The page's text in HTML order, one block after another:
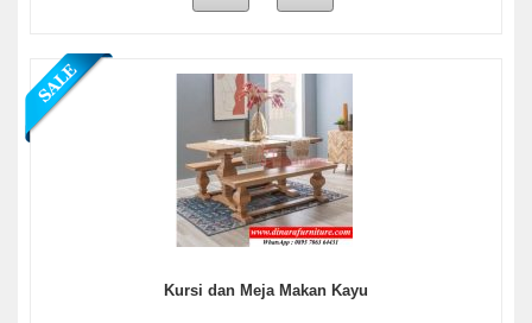
Kursi dan Meja Makan Kayu